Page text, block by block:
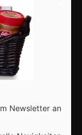
Newsletter an